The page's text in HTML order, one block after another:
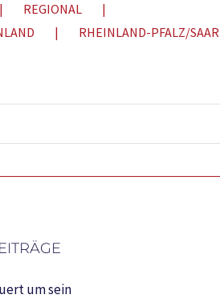
REGIONAL
RHEINLAND-PFALZ/SAAR
um sein